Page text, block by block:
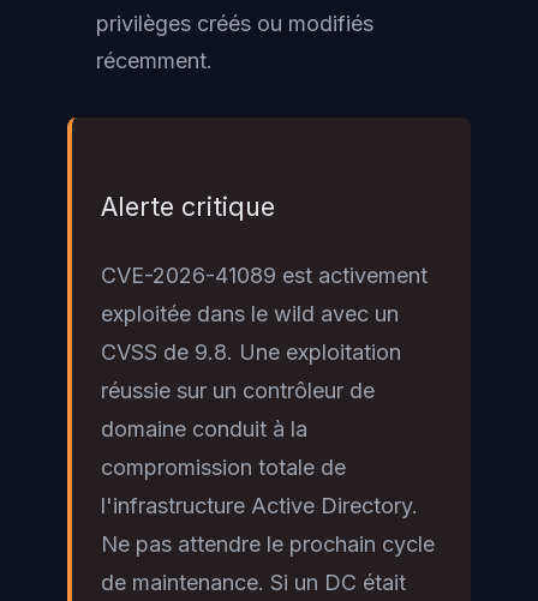
privilèges créés ou modifiés
récemment.
Alerte critique
CVE-2026-41089 est activement
exploitée dans le wild avec un
CVSS de 9.8. Une exploitation
réussie sur un contrôleur de
domaine conduit à la
compromission totale de
l'infrastructure Active Directory.
Ne pas attendre le prochain cycle
de maintenance. Si un DC était